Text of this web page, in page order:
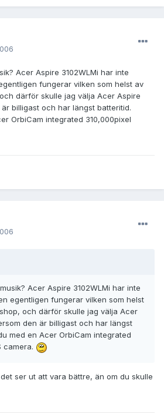
Acer Aspire 3102WLMi har inte
fungerar vilken som helst av
därför skulle jag välja Acer Aspire
billigast och har längst batteritid.
OrbiCam integrated 310,000pixel
Acer Aspire 3102WLMi har inte
egentligen fungerar vilken som helst
och därför skulle jag välja Acer
den är billigast och har längst
med en Acer OrbiCam integrated
camera.
ser ut att vara bättre, än om du skulle